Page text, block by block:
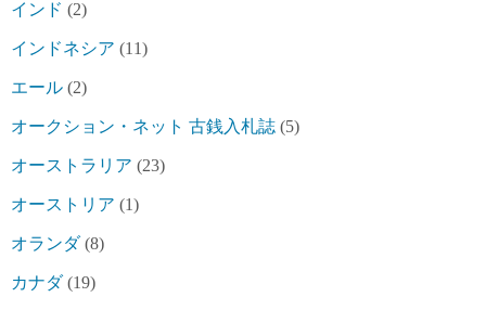
インド (2)
インドネシア (11)
エール (2)
オークション・ネット 古銭入札誌 (5)
オーストラリア (23)
オーストリア (1)
オランダ(8)
カナダ(19)